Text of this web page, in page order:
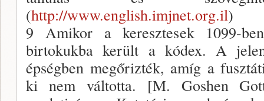
(http://www.english.imjnet.org.il)
9 Amikor a keresztesek 1099-
birtokukba került a kódex. A
épségben megőrizték, amíg a
ki nem váltotta. [M. Goshen